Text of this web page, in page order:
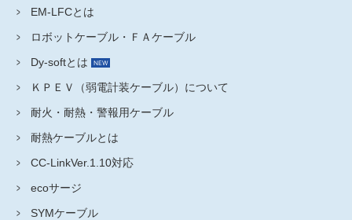
EM-LFCとは
ロボットケーブル・ＦＡケーブル
Dy-softとは
ＫＰＥＶ（弱電計装ケーブル）について
耐火・耐熱・警報用ケーブル
耐熱ケーブルとは
CC-LinkVer.1.10対応
ecoサージ
SYMケーブル